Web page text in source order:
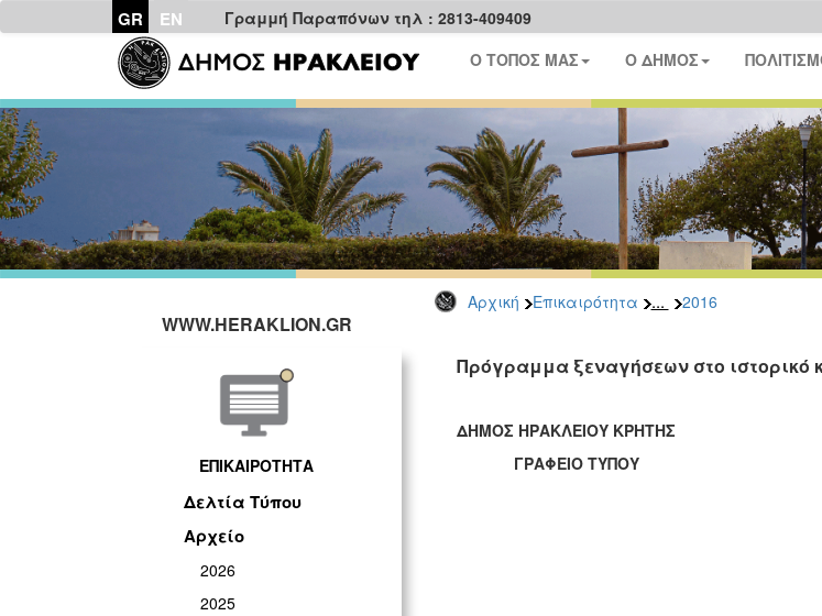
GR EN Γραμμή Παραπόνων τηλ : 2813-409409
Ο ΤΟΠΟΣ ΜΑΣ Ο ΔΗΜΟΣ
Αρχική Επικαιρότητα ... 2016
WWW.HERAKLION.GR
ΕΠΙΚΑΙΡΟΤΗΤΑ
Δελτία Τύπου
Αρχείο
2026
2025
Πρόγραμμα ξεναγήσεων στο ιστορικό
ΔΗΜΟΣ ΗΡΑΚΛΕΙΟΥ ΚΡΗΤΗΣ
ΓΡΑΦΕΙΟ ΤΥΠΟΥ